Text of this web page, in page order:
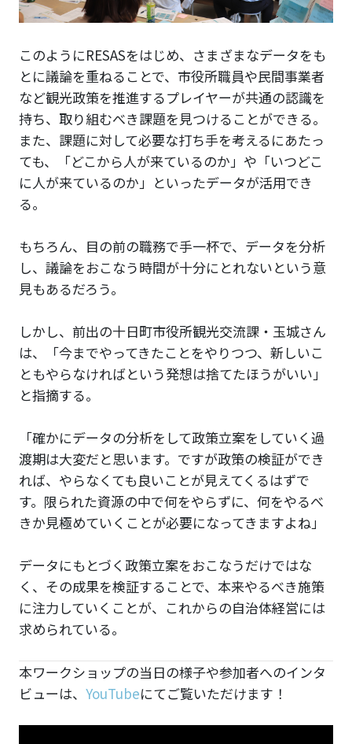
このようにRESASをはじめ、さまざまなデータをも
とに議論を重ねることで、市役所職員や民間事業者
など観光政策を推進するプレイヤーが共通の認識を
持ち、取り組むべき課題を見つけることができる。
また、課題に対して必要な打ち手を考えるにあたっ
ても、「どこから人が来ているのか」や「いつどこ
に人が来ているのか」といったデータが活用でき
る。
もちろん、目の前の職務で手一杯で、データを分析
し、議論をおこなう時間が十分にとれないという意
見もあるだろう。
しかし、前出の十日町市役所観光交流課・玉城さん
は、「今までやってきたことをやりつつ、新しいこ
ともやらなければという発想は捨てたほうがいい」
と指摘する。
「確かにデータの分析をして政策立案をしていく過
渡期は大変だと思います。ですが政策の検証ができ
れば、やらなくても良いことが見えてくるはずで
す。限られた資源の中で何をやらずに、何をやるべ
きか見極めていくことが必要になってきますよね」
データにもとづく政策立案をおこなうだけではな
く、その成果を検証することで、本来やるべき施策
に注力していくことが、これからの自治体経営には
求められている。
本ワークショップの当日の様子や参加者へのインタ
ビューは、 YouTubeにてご覧いただけます！